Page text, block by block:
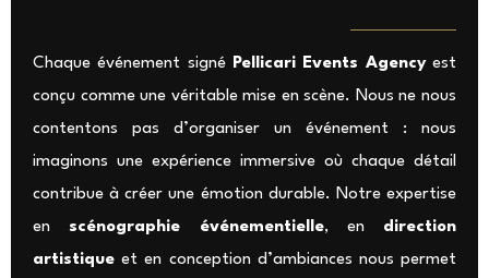
Chaque événement signé Pellicari Events Agencyest
conçu comme une véritable mise en scène. Nous ne nous
contentons pas d’organiser un événement : nous
imaginons une expérience immersive où chaque détail
contribue à créer une émotion durable. Notre expertise
en scénographie événementielle, en direction
artistique et en conception d’ambiances nous permet